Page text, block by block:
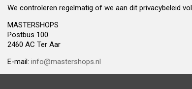
We controleren regelmatig of we aan dit privacybeleid
MASTERSHOPS
Postbus 100
2460 AC Ter Aar
E-mail: info@mastershops.nl